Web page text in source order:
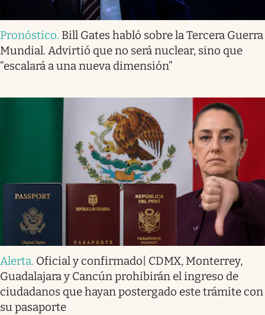
Pronóstico. Bill Gates habló sobre la Tercera Guerra
Mundial. Advirtió que no será nuclear, sino que
“escalará a una nueva dimensión”
Alerta. Oficial y confirmado| CDMX, Monterrey,
Guadalajara y Cancún prohibirán el ingreso de
ciudadanos que hayan postergado este trámite con
su pasaporte